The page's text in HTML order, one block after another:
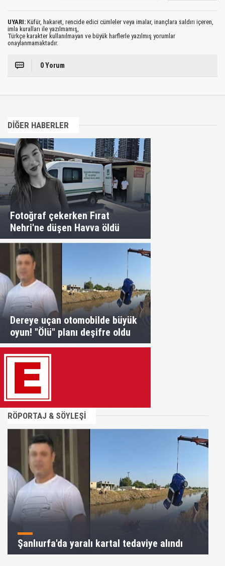
UYARI: Küfür, hakaret, rencide edici cümleler veya imalar, inançlara saldırı içeren,
imla kuralları ile yazılmamış,
Türkçe karakter kullanılmayan ve büyük harflerle yazılmış yorumlar
onaylanmamaktadır.
0 Yorum
DİĞER HABERLER
Fotoğraf çekerken Fırat
Nehri'ne düşen Havva öldü
Dereye uçan otomobilde büyük
oyun! "Ölü" planı deşifre oldu
RÖPORTAJ & SÖYLEŞİ
Şanlıurfa'da yaralı kartal tedaviye alındı